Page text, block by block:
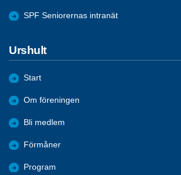
SPF Seniorernas intranät
Urshult
Start
Om föreningen
Bli medlem
Förmåner
Program